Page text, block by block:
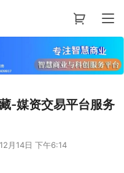
-媒资交易平台服务
月14日 下午6:14